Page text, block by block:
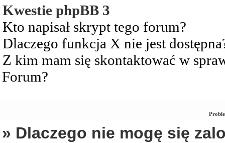
Kwestie phpBB 3
Kto napisał skrypt tego forum?
Dlaczego funkcja X nie jest
Z kim mam się skontaktować w
Forum?
» Dlaczego nie mogę się